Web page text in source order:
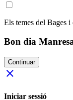
Els temes del Bages
Bon dia
Continuar
close
Iniciar sessió